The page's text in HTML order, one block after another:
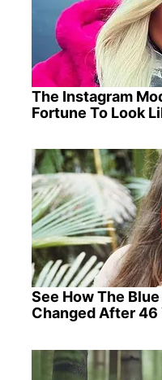
The Instagram
Fortune To Look
See How The
Changed After 46